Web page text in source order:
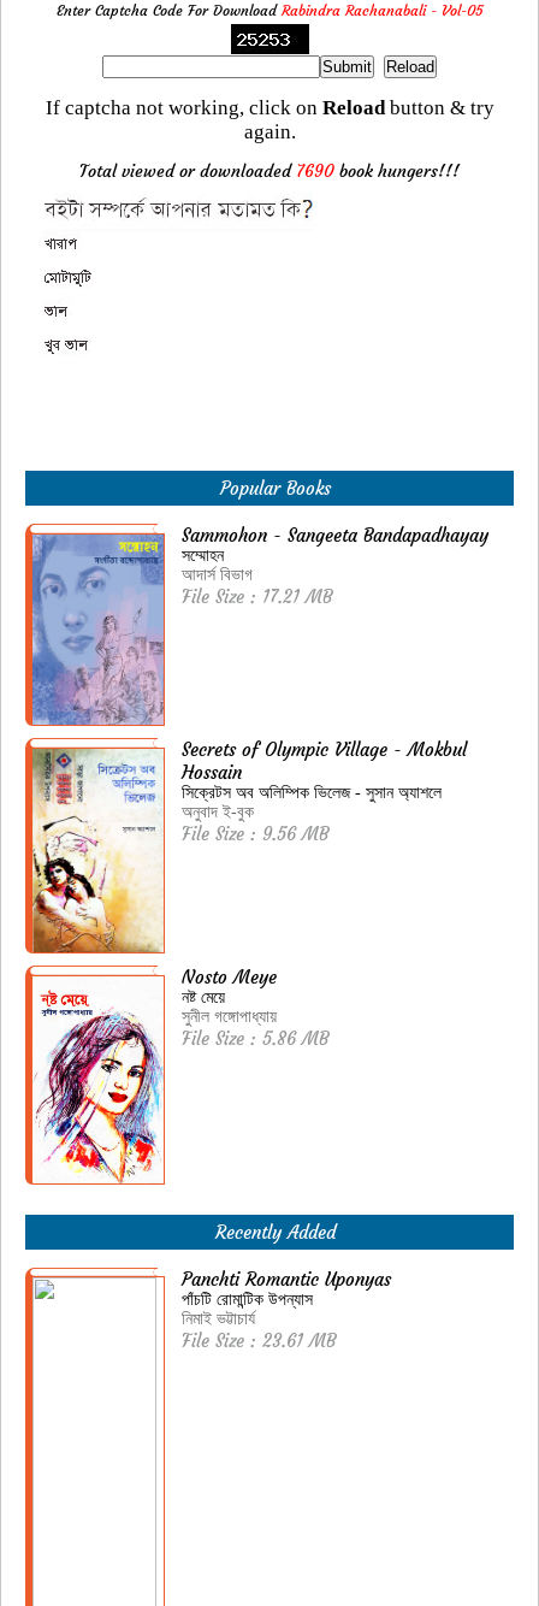
Enter Captcha Code For DownloadRabindra Rachanabali - Vol-05
If captcha not working, click on Reloadbutton & try
again.
Total viewed or downloaded 7690 book hungers!!!
Popular Books
Sammohon - Sangeeta Bandapadhayay
সম্মোহন
আদার্স বিভাগ
File Size : 17.21 MB
Secrets of Olympic Village - Mokbul
Hossain
সিক্রেটস অব অলিম্পিক ভিলেজ - সুসান অ্যাশলে
অনুবাদ ই-বুক
File Size : 9.56 MB
Nosto Meye
নষ্ট মেয়ে
সুনীল গঙ্গোপাধ্যায়
File Size : 5.86 MB
Recently Added
Panchti Romantic Uponyas
পাঁচটি রোমান্টিক উপন্যাস
নিমাই ভট্টাচার্য
File Size : 23.61 MB